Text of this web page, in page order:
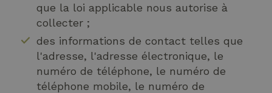
que la loi applicable nous autorise à
collecter ;
des informations de contact telles que
l'adresse, l'adresse électronique, le
numéro de téléphone, le numéro de
téléphone mobile, le numéro de